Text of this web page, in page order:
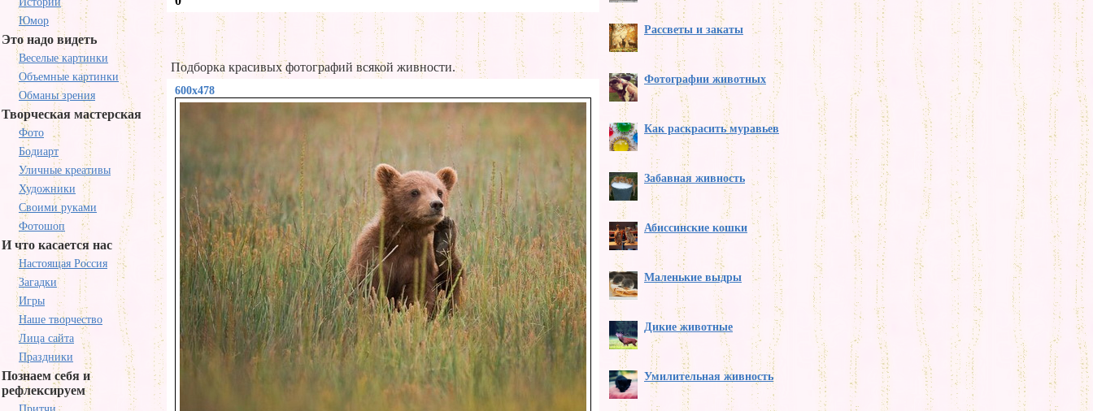
Юмор
Это надо видеть
Веселые картинки
Объемные картинки
Обманы зрения
Творческая мастерская
Фото
Бодиарт
Уличные креативы
Художники
Своими руками
Фотошоп
И что касается нас
Настоящая Россия
Загадки
Игры
Наше творчество
Лица сайта
Праздники
Познаем себя и
рефлексируем
Подборка красивых фотографий всякой живности.
600x478
Рассветы и закаты
Фотографии животных
Как раскрасить муравьев
Забавная живность
Абиссинские кошки
Маленькие выдры
Дикие животные
Умилительная живность